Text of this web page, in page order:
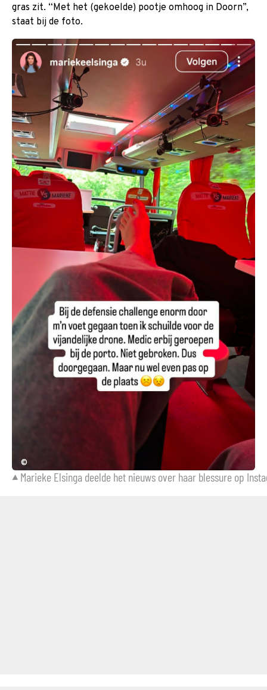
gras zit. “Met het (gekoelde) pootje omhoog in Doorn”,
staat bij de foto.
©
Marieke Elsinga deelde het nieuws over haar blessure op